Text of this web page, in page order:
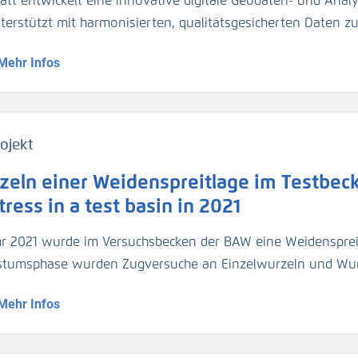
Für die Umrechnung der Trübungswerte in
kalibriert worden. Im März 2024 hat die BAW
Sperrwerks genommen für die Kalibrierung der dortigen
2 Halbtiden).
mit harmonisierten, qualitätsgesicherten Daten
werden über Webportale und -
Infos
einer Weidenspreitlage im
in a test basin in 2021
2021 wurde im Versuchsbecken der BAW eine
wurden Zugversuche an Einzelwurzeln und
a willow bush mattress was installed in a test basin.
out on individual roots and root bundles, and roots were
Infos